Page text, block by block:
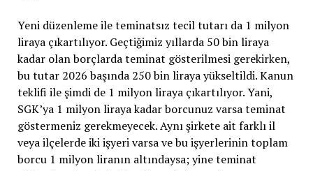
Yeni düzenleme ile teminatsız tecil tutarı da 1 milyon
liraya çıkartılıyor. Geçtiğimiz yıllarda 50 bin liraya
kadar olan borçlarda teminat gösterilmesi gerekirken,
bu tutar 2026 başında 250 bin liraya yükseltildi. Kanun
teklifi ile şimdi de 1 milyon liraya çıkartılıyor. Yani,
SGK’ya 1 milyon liraya kadar borcunuz varsa teminat
göstermeniz gerekmeyecek. Aynı şirkete ait farklı il
veya ilçelerde iki işyeri varsa ve bu işyerlerinin toplam
borcu 1 milyon liranın altındaysa; yine teminat